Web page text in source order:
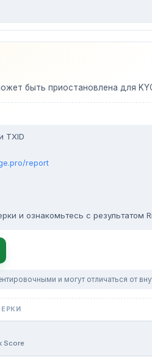
быть приостановлена для
TXID
report
и ознакомьтесь с результатом
и могут отличаться от
Score